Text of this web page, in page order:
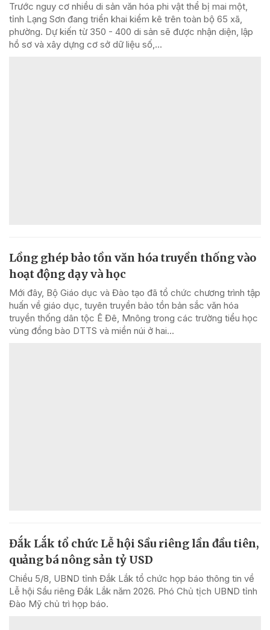
Trước nguy cơ nhiều di sản văn hóa phi vật thể bị mai một,
tỉnh Lạng Sơn đang triển khai kiểm kê trên toàn bộ 65 xã,
phường. Dự kiến từ 350 - 400 di sản sẽ được nhận diện, lập
hồ sơ và xây dựng cơ sở dữ liệu số,...
Lồng ghép bảo tồn văn hóa truyền thống vào
hoạt động dạy và học
Mới đây, Bộ Giáo dục và Đào tạo đã tổ chức chương trình tập
huấn về giáo dục, tuyên truyền bảo tồn bản sắc văn hóa
truyền thống dân tộc Ê Đê, Mnông trong các trường tiểu học
vùng đồng bào DTTS và miền núi ở hai...
Đắk Lắk tổ chức Lễ hội Sầu riêng lần đầu tiên,
quảng bá nông sản tỷ USD
Chiều 5/8, UBND tỉnh Đắk Lắk tổ chức họp báo thông tin về
Lễ hội Sầu riêng Đắk Lắk năm 2026. Phó Chủ tịch UBND tỉnh
Đào Mỹ chủ trì họp báo.